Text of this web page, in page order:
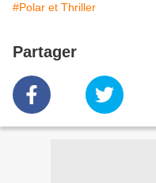
#Polar et Thriller
Partager